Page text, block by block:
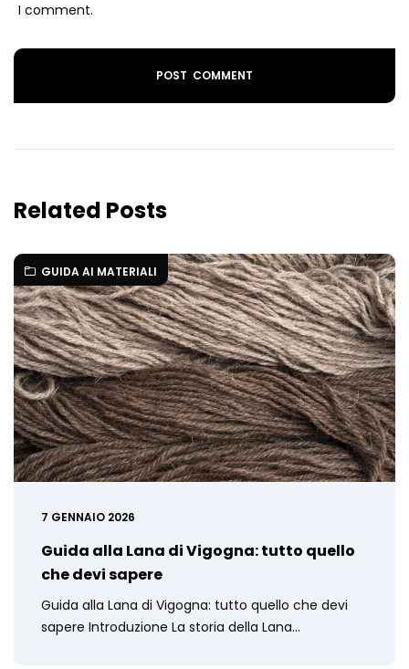
I comment.
Related Posts
GUIDA AI MATERIALI
7 GENNAIO 2026
Guida alla Lana di Vigogna: tutto quello
che devi sapere
Guida alla Lana di Vigogna: tutto quello che devi
sapere Introduzione La storia della Lana…